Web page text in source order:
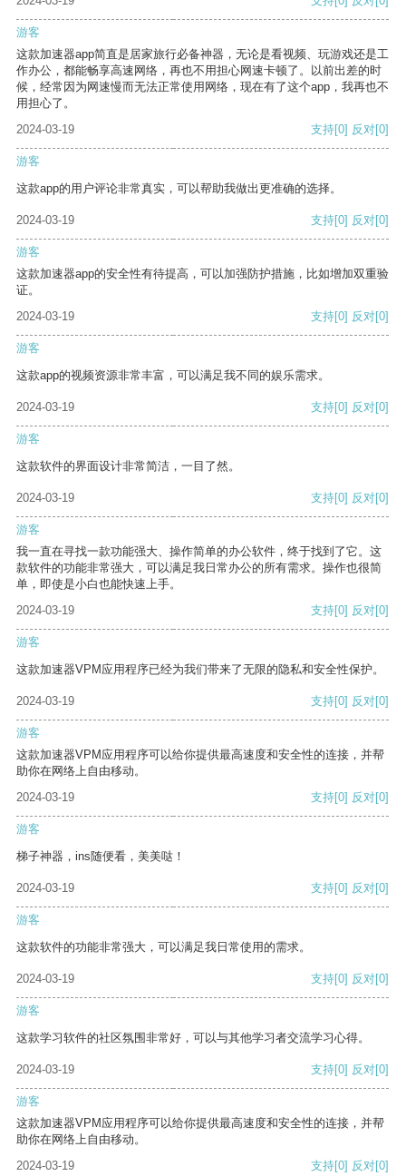
游客
这款加速器app简直是居家旅行必备神器，无论是看视频、玩游戏还是工
作办公，都能畅享高速网络，再也不用担心网速卡顿了。以前出差的时
候，经常因为网速慢而无法正常使用网络，现在有了这个app，我再也不
用担心了。
2024-03-19
支持[0] 反对[0]
游客
这款app的用户评论非常真实，可以帮助我做出更准确的选择。
2024-03-19 支持[0] 反对[0]
游客
这款加速器app的安全性有待提高，可以加强防护措施，比如增加双重验
证。
2024-03-19
支持[0] 反对[0]
游客
这款app的视频资源非常丰富，可以满足我不同的娱乐需求。
2024-03-19 支持[0] 反对[0]
游客
这款软件的界面设计非常简洁，一目了然。
2024-03-19 支持[0] 反对[0]
游客
我一直在寻找一款功能强大、操作简单的办公软件，终于找到了它。这
款软件的功能非常强大，可以满足我日常办公的所有需求。操作也很简
单，即使是小白也能快速上手。
2024-03-19
支持[0] 反对[0]
游客
这款加速器VPM应用程序已经为我们带来了无限的隐私和安全性保护。
2024-03-19 支持[0] 反对[0]
游客
这款加速器VPM应用程序可以给你提供最高速度和安全性的连接，并帮
助你在网络上自由移动。
2024-03-19
支持[0] 反对[0]
游客
梯子神器，ins随便看，美美哒！
2024-03-19 支持[0] 反对[0]
游客
这款软件的功能非常强大，可以满足我日常使用的需求。
2024-03-19 支持[0] 反对[0]
游客
这款学习软件的社区氛围非常好，可以与其他学习者交流学习心得。
2024-03-19 支持[0] 反对[0]
游客
这款加速器VPM应用程序可以给你提供最高速度和安全性的连接，并帮
助你在网络上自由移动。
2024-03-19
支持[0] 反对[0]